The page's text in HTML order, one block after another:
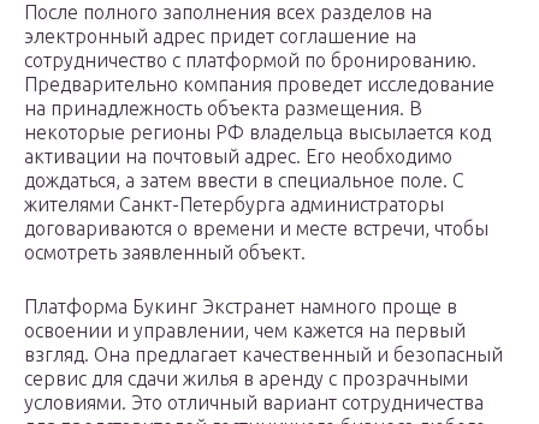
После полного заполнения всех разделов на
электронный адрес придет соглашение на
сотрудничество с платформой по бронированию.
Предварительно компания проведет исследование
на принадлежность объекта размещения. В
некоторые регионы РФ владельца высылается код
активации на почтовый адрес. Его необходимо
дождаться, а затем ввести в специальное поле. С
жителями Санкт-Петербурга администраторы
договариваются о времени и месте встречи, чтобы
осмотреть заявленный объект.
Платформа Букинг Экстранет намного проще в
освоении и управлении, чем кажется на первый
взгляд. Она предлагает качественный и безопасный
сервис для сдачи жилья в аренду с прозрачными
условиями. Это отличный вариант сотрудничества